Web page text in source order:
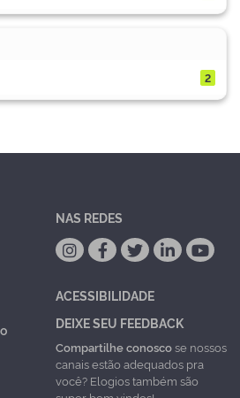
2
NAS REDES
ACESSIBILIDADE
DEIXE SEU FEEDBACK
Compartilhe conoscose nossos
canais estão adequados pra
você? Elogios também são